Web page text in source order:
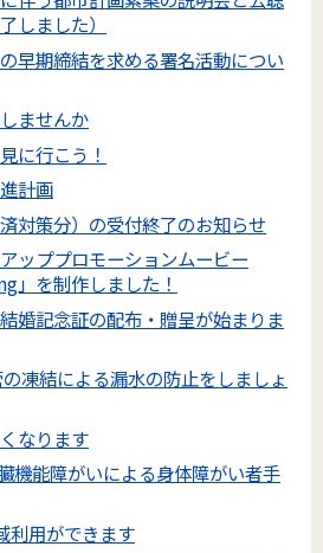
しました）
早期締結を求める署名活動につい
ませんか
に行こう！
計画
対策分）の受付終了のお知らせ
ッププロモーションムービー
」を制作しました！
婚記念証の配布・贈呈が始まりま
凍結による漏水の防止をしましょ
なります
機能障がいによる身体障がい者手
利用ができます